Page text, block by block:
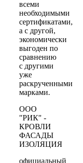
всеми
необходимыми
сертификатами,
а с другой,
экономически
выгоден по
сравнению
с другими
уже
раскрученными
марками.
ООО
"РИК" -
КРОВЛИ
ФАСАДЫ
ИЗОЛЯЦИЯ
официальный